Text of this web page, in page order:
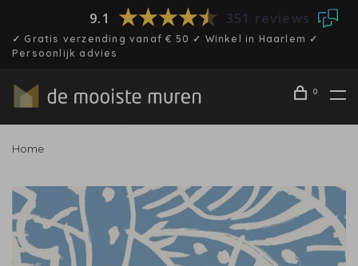
9.1 351 reviews
✓ Gratis verzending vanaf € 50 ✓ Winkel in Haarlem ✓
Persoonlijk advies
0
Home